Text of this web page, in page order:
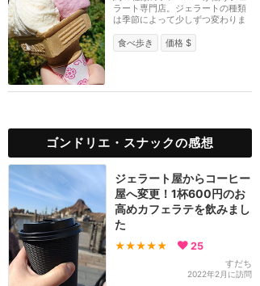
ラート専門店。ジェラートの種類
は季節によって少しずつ変わりま
食べ歩き
価格 $
ゴンドリエ・スナックの感想
ジェラート屋からコーヒー
屋へ変更！1杯600円のお
高めカフェラテを飲みまし
た
★★★★★ 25
すだち
2022年2月に訪問